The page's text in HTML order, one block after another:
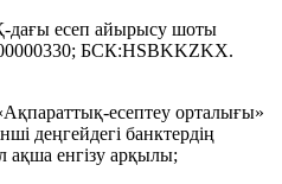
дағы есеп айырысу шоты
БСК:HSBKKZKX.
есептеу орталығы»
деңгейдегі банктердің
ақша енгізу арқылы;